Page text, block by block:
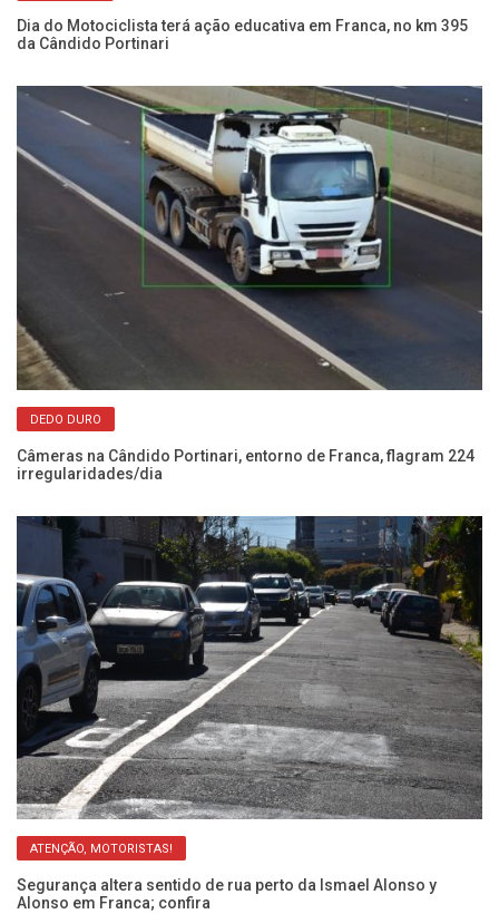
Dia do Motociclista terá ação educativa em Franca, no km 395
da Cândido Portinari
DEDO DURO
Câmeras na Cândido Portinari, entorno de Franca, flagram 224
irregularidades/dia
ATENÇÃO, MOTORISTAS!
Segurança altera sentido de rua perto da Ismael Alonso y
Alonso em Franca; confira